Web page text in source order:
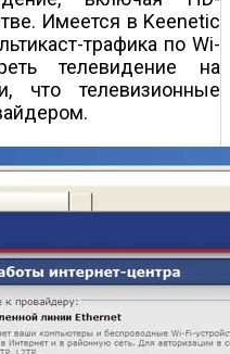
Имеется в Keenetic
трафика по Wi-
телевидение на
что телевизионные